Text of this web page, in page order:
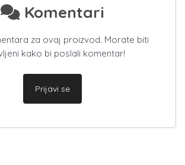
Komentari
za ovaj proizvod. Morate biti
kako bi poslali komentar!
Prijavi se